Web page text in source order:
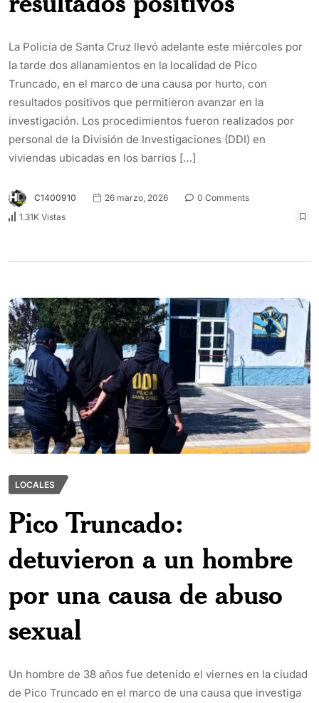
La Policía de Santa Cruz llevó adelante este miércoles por
la tarde dos allanamientos en la localidad de Pico
Truncado, en el marco de una causa por hurto, con
resultados positivos que permitieron avanzar en la
investigación. Los procedimientos fueron realizados por
personal de la División de Investigaciones (DDI) en
viviendas ubicadas en los barrios […]
C1400910 26 marzo, 2026
0 Comments
1.31K Vistas
LOCALES
Pico Truncado:
detuvieron a un hombre
por una causa de abuso
sexual
Un hombre de 38 años fue detenido el viernes en la ciudad
de Pico Truncado en el marco de una causa que investiga